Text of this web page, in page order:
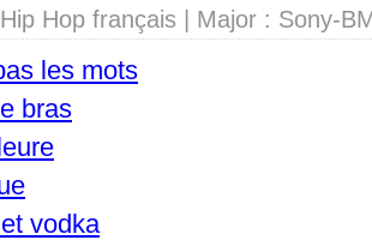
Hop français | Major : Sony-
les mots
bras
vodka